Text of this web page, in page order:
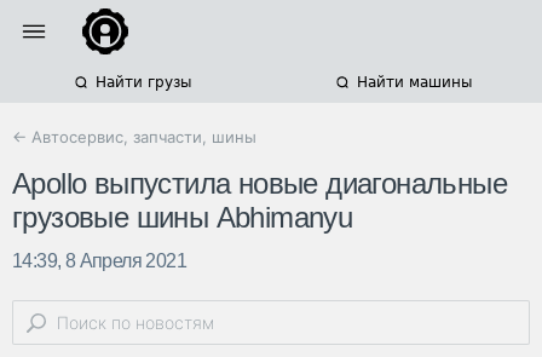
Найти грузы Найти машины
← Автосервис, запчасти, шины
Apollo выпустила новые диагональные
грузовые шины Abhimanyu
14:39, 8 Апреля 2021